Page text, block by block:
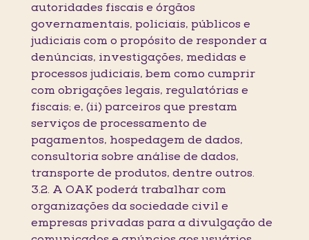
autoridades fiscais e órgãos
governamentais, policiais, públicos e
judiciais com o propósito de responder a
denúncias, investigações, medidas e
processos judiciais, bem como cumprir
com obrigações legais, regulatórias e
fiscais; e, (ii) parceiros que prestam
serviços de processamento de
pagamentos, hospedagem de dados,
consultoria sobre análise de dados,
transporte de produtos, dentre outros.
3.2. A OAK poderá trabalhar com
organizações da sociedade civil e
empresas privadas para a divulgação de